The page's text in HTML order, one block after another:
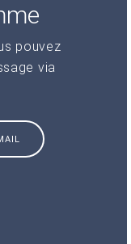
pouvez
via